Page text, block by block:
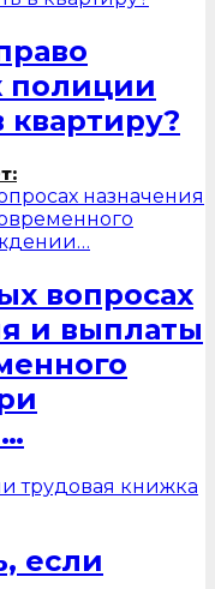
полиции
квартиру?
вопросах
и выплаты
если